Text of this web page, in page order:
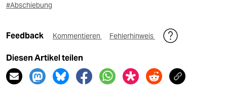
#Abschiebung
Feedback Kommentieren Fehlerhinweis
Diesen Artikel teilen